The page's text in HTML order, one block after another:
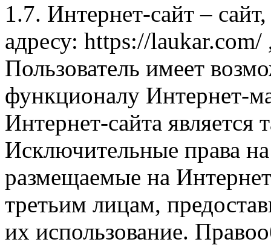
1.7. Интернет-сайт –
адресу: https://laukar.com/
Пользователь имеет
функционалу Интернет-
Интернет-сайта
Исключительные права
размещаемые на
третьим лицам,
их использование.